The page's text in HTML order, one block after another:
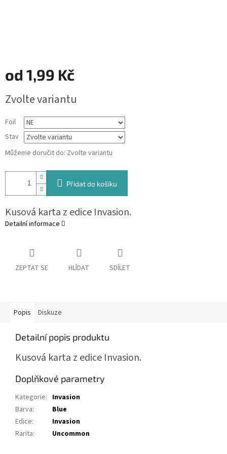
od 1,99 Kč
cena:
Zvolte variantu
Foil
Stav
Můžeme doručit do: Zvolte variantu
Přidat do košíku
Kusová karta z edice Invasion.
Detailní informace
ZEPTAT SE HLÍDAT SDÍLET
Popis Diskuze
Detailní popis produktu
Kusová karta z edice Invasion.
Doplňkové parametry
Kategorie: Invasion
Barva:
Blue
Edice:
Invasion
Rarita: Uncommon